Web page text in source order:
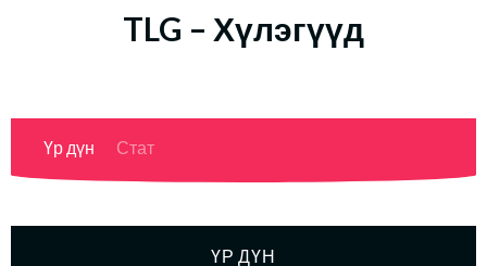
TLG – Хүлэгүүд
Үр дүн Стат
ҮР ДҮН